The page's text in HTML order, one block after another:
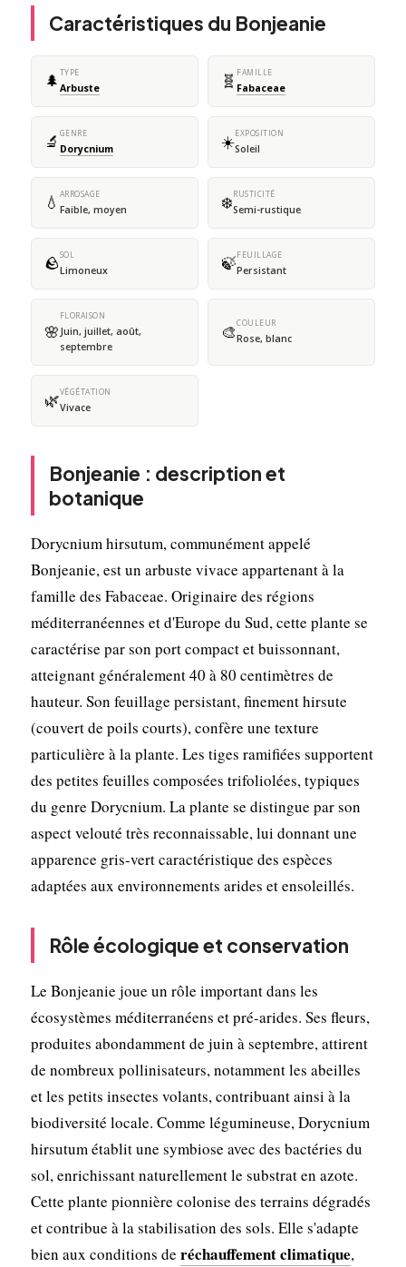
Caractéristiques du Bonjeanie
🌲 TYPE
Arbuste 🧬 FAMILLE
Fabaceae
🔬 GENRE
Dorycnium ☀️EXPOSITION
Soleil
💧 ARROSAGE
Faible, moyen ❄️RUSTICITÉ
Semi-rustique
🪨SOL
Limoneux 🍃FEUILLAGE
Persistant
🌸
FLORAISON
Juin, juillet, août,
septembre
🎨COULEUR
Rose, blanc
🌿VÉGÉTATION
Vivace
Bonjeanie : description et
botanique
Dorycnium hirsutum, communément appelé
Bonjeanie, est un arbuste vivace appartenant à la
famille des Fabaceae. Originaire des régions
méditerranéennes et d'Europe du Sud, cette plante se
caractérise par son port compact et buissonnant,
atteignant généralement 40 à 80 centimètres de
hauteur. Son feuillage persistant, finement hirsute
(couvert de poils courts), confère une texture
particulière à la plante. Les tiges ramifiées supportent
des petites feuilles composées trifoliolées, typiques
du genre Dorycnium. La plante se distingue par son
aspect velouté très reconnaissable, lui donnant une
apparence gris-vert caractéristique des espèces
adaptées aux environnements arides et ensoleillés.
Rôle écologique et conservation
Le Bonjeanie joue un rôle important dans les
écosystèmes méditerranéens et pré-arides. Ses fleurs,
produites abondamment de juin à septembre, attirent
de nombreux pollinisateurs, notamment les abeilles
et les petits insectes volants, contribuant ainsi à la
biodiversité locale. Comme légumineuse, Dorycnium
hirsutum établit une symbiose avec des bactéries du
sol, enrichissant naturellement le substrat en azote.
Cette plante pionnière colonise des terrains dégradés
et contribue à la stabilisation des sols. Elle s'adapte
bien aux conditions de réchauffement climatique,